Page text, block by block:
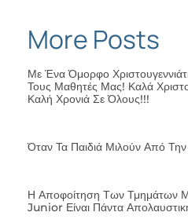
More Posts
Με Ένα Όμορφο
Τους Μαθητές Μας! Καλά
Καλή Χρονιά Σε Όλους!!!
Όταν Τα Παιδιά Μιλούν Από
Η Αποφοίτηση Των Τμημάτων
Junior Είναι Πάντα